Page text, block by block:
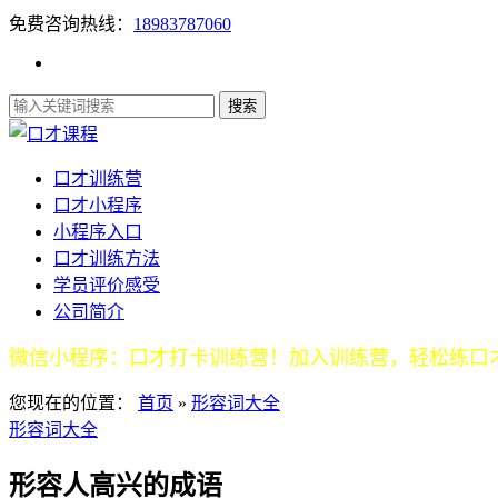
免费咨询热线： 18983787060
口才训练营
口才小程序
小程序入口
口才训练方法
学员评价感受
公司简介
微信小程序：口才打卡训练营！加入训练营，轻松练口
您现在的位置： 首页 » 形容词大全
形容词大全
形容人高兴的成语